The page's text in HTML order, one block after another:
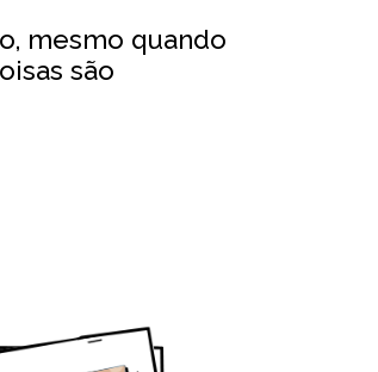
mesmo quando
são